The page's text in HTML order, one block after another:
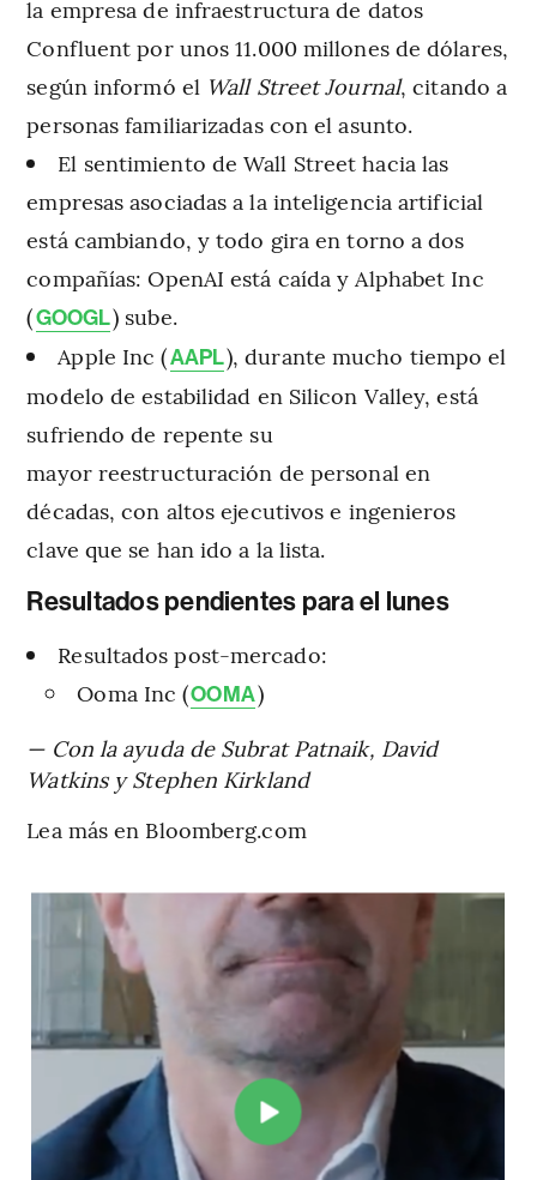
la empresa de infraestructura de datos
Confluent por unos 11.000 millones de dólares,
según informó el Wall Street Journal, citando a
personas familiarizadas con el asunto.
El sentimiento de Wall Street hacia las
empresas asociadas a la inteligencia artificial
está cambiando, y todo gira en torno a dos
compañías: OpenAI está caída y Alphabet Inc
(GOOGL) sube.
Apple Inc (AAPL), durante mucho tiempo el
modelo de estabilidad en Silicon Valley, está
sufriendo de repente su
mayor reestructuración de personal en
décadas, con altos ejecutivos e ingenieros
clave que se han ido a la lista.
Resultados pendientes para el lunes
Resultados post-mercado:
Ooma Inc (OOMA)
— Con la ayuda de Subrat Patnaik, David
Watkins y Stephen Kirkland
Lea más en Bloomberg.com